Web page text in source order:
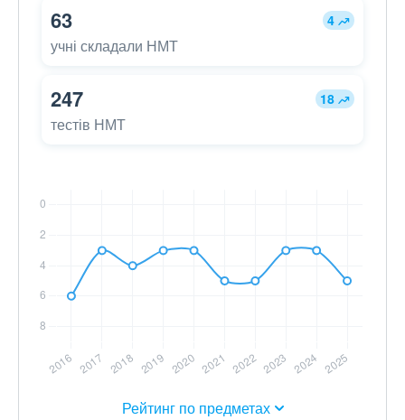
63 4
учні складали НМТ
247 18
тестів НМТ
Рейтинг по предметах